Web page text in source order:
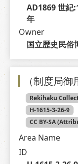
AD1869 世紀
年
Owner
国立歴史民俗
（制度局御
H-1615-3-26-9
CC BY-SA
Area Name
ID